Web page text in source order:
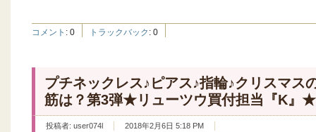
コメント : 0 トラックバック : 0
プチネックレス♪ピアス♪指輪♪クリスマス
筋は？第3弾★リューツウ買付担当『K』★
投稿者: user074l
2018年2月6日 5:18 PM